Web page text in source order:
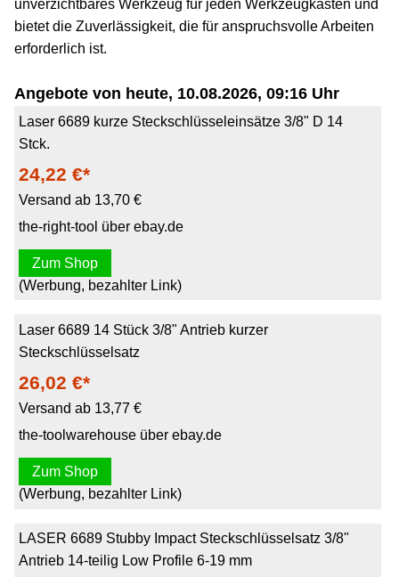
unverzichtbares Werkzeug für jeden Werkzeugkasten und
bietet die Zuverlässigkeit, die für anspruchsvolle Arbeiten
erforderlich ist.
Angebote von heute, 10.08.2026, 09:16 Uhr
Laser 6689 kurze Steckschlüsseleinsätze 3/8" D 14
Stck.
24,22 €*
Versand ab 13,70 €
the-right-tool über ebay.de
Zum Shop
(Werbung, bezahlter Link)
Laser 6689 14 Stück 3/8" Antrieb kurzer
Steckschlüsselsatz
26,02 €*
Versand ab 13,77 €
the-toolwarehouse über ebay.de
Zum Shop
(Werbung, bezahlter Link)
LASER 6689 Stubby Impact Steckschlüsselsatz 3/8"
Antrieb 14-teilig Low Profile 6-19 mm